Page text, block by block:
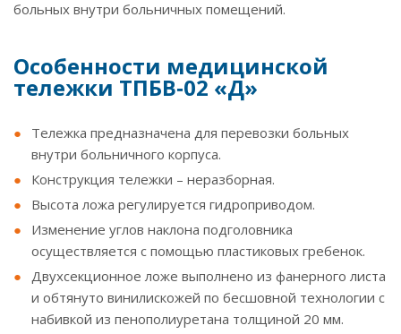
больных внутри больничных помещений.
Особенности медицинской
тележки ТПБВ‑02 «Д»
Тележка предназначена для перевозки больных
внутри больничного корпуса.
Конструкция тележки – неразборная.
Высота ложа регулируется гидроприводом.
Изменение углов наклона подголовника
осуществляется с помощью пластиковых гребенок.
Двухсекционное ложе выполнено из фанерного листа
и обтянуто винилискожей по бесшовной технологии с
набивкой из пенополиуретана толщиной 20 мм.